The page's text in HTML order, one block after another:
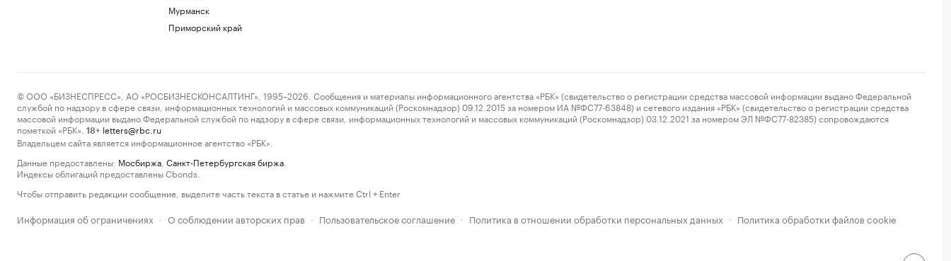
Мурманск
Приморский край
© ООО «БИЗНЕСПРЕСС», АО «РОСБИЗНЕСКОНСАЛТИНГ», 1995–2026. Сообщения и материалы информационного агентства «РБК» (свидетельство о регистрации средства массовой информации выдано Федеральной
службой по надзору в сфере связи, информационных технологий и массовых коммуникаций (Роскомнадзор) 09.12.2015 за номером ИА №ФС77-63848) и сетевого издания «РБК» (свидетельство о регистрации средства
массовой информации выдано Федеральной службой по надзору в сфере связи, информационных технологий и массовых коммуникаций (Роскомнадзор) 03.12.2021 за номером ЭЛ №ФС77-82385) сопровождаются
пометкой «РБК».
18+ letters@rbc.ru
Владельцем сайта является информационное агентство «РБК».
Данные предоставлены: Мосбиржа Санкт-Петербургская биржа
Индексы облигаций предоставлены Cbonds.
Чтобы отправить редакции сообщение, выделите часть текста в статье и нажмите Ctrl + Enter
Информация об ограничениях · О соблюдении авторских прав · Пользовательское соглашение · Политика в отношении обработки персональных данных · Политика обработки файлов cookie